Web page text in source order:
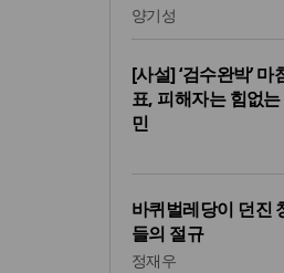
양기성
[사설] ‘검수완박’ 마
표, 피해자는 힘없
민
바퀴벌레당이 던진
들의 절규
정재우